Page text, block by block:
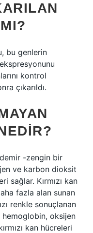
bu genlerin
kontrol
çıkarıldı.
-zengin bir
ve karbon dioksit
sağlar. Kırmızı kan
fazla alan sunan
renkle sonuçlanan
oksijen
kan hücreleri